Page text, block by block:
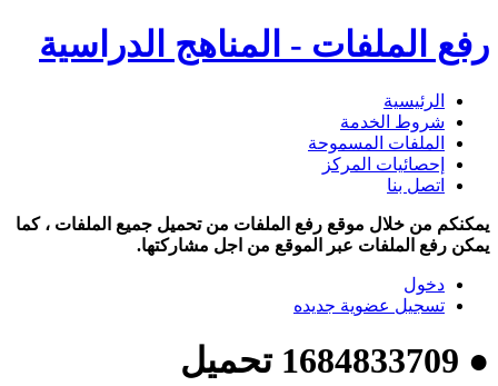
رفع الملفات - المناهج الدراسية
الرئيسية
شروط الخدمة
الملفات المسموحة
إحصائيات المركز
اتصل بنا
يمكنكم من خلال موقع رفع الملفات من تحميل جميع الملفات ، كما
يمكن رفع الملفات عبر الموقع من اجل مشاركتها.
دخول
تسجيل عضوية جديده
● 1684833709 تحميل